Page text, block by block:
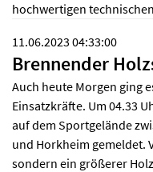
hochwertigen
11.06.2023 04:33:00
Brennender
Auch heute Morgen ging
Einsatzkräfte. Um 04.33
auf dem Sportgelände
und Horkheim gemeldet.
sondern ein größerer